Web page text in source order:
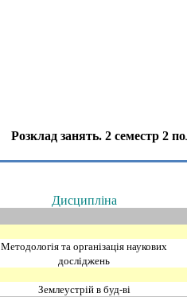
Розклад занять. 2 семестр 2
Дисциплiна
Методологiя та органiзацiя наукових
дослiджень
Землеустрiй в буд-вi